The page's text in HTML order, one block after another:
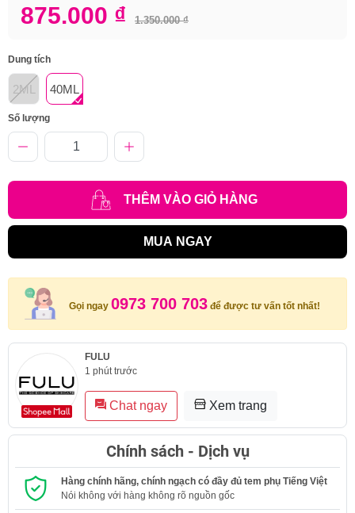
875.000 ₫ 1.350.000 ₫
Dung tích
2ML 40ML
Số lượng
THÊM VÀO GIỎ HÀNG
MUA NGAY
Gọi ngay 0973 700 703 để được tư vấn tốt nhất!
FULU
1 phút trước
Chat ngay Xem trang
Chính sách - Dịch vụ
Hàng chính hãng, chính ngạch có đầy đủ tem phụ Tiếng Việt
Nói không với hàng không rõ nguồn gốc